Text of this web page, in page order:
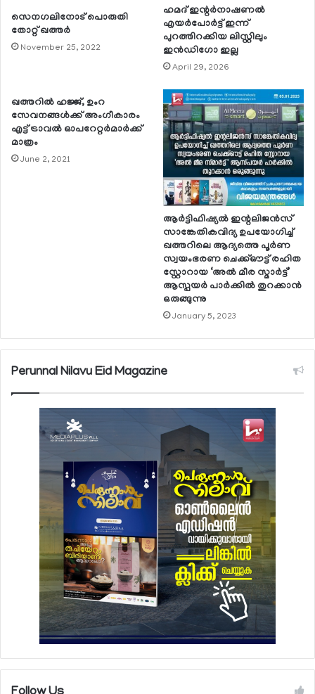
സെനഗലിനോട് പൊരുതി
തോറ്റ് ഖത്തര്‍
November 25, 2022
ഹമദ് ഇന്റര്‍നാഷണല്‍
എയര്‍പോര്‍ട്ട് ഇന്ന്
പുറത്തിറക്കിയ ലിസ്റ്റിലും
ഇന്‍ഡിഗോ ഇല്ല
April 29, 2026
ഖത്തറില്‍ ഹജ്ജ്, ഉംറ
സേവനങ്ങള്‍ക്ക് അംഗീകാരം
എട്ട് ട്രാവല്‍ ഓപറേറ്റര്‍മാര്‍ക്ക്
മാത്രം
June 2, 2021
ആര്‍ട്ടിഫിഷ്യല്‍ ഇന്റലിജന്‍സ്
സാങ്കേതികവിദ്യ ഉപയോഗിച്ച്
ഖത്തറിലെ ആദ്യത്തെ പൂര്‍ണ
സ്വയംഭരണ ചെക്ക്ഔട്ട് രഹിത
സ്റ്റോറായ ‘അല്‍ മീര സ്മാര്‍ട്ട്’
ആസ്പയര്‍ പാര്‍ക്കില്‍ തുറക്കാന്‍
ഒരുങ്ങുന്നു
January 5, 2023
Perunnal Nilavu Eid Magazine